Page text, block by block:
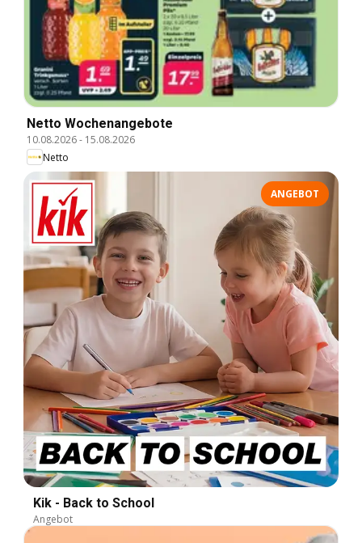
Netto Wochenangebote
10.08.2026- 15.08.2026
Netto
ANGEBOT
Kik - Back to School
Angebot